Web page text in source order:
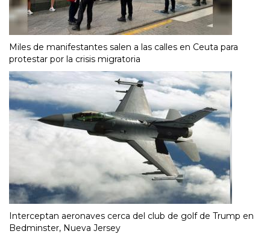
Miles de manifestantes salen a las calles en Ceuta para
protestar por la crisis migratoria
Interceptan aeronaves cerca del club de golf de Trump en
Bedminster, Nueva Jersey